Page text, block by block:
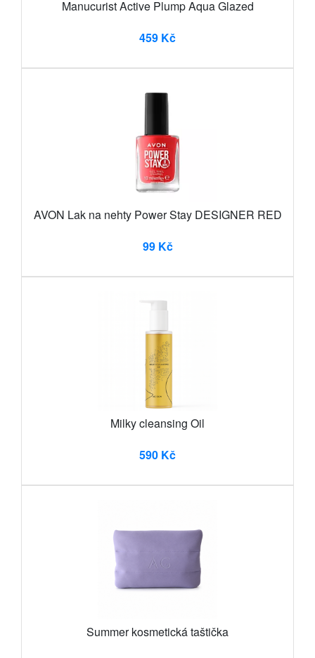
Manucurist Active Plump Aqua Glazed
459 Kč
AVON Lak na nehty Power Stay DESIGNER RED
99 Kč
Milky cleansing Oil
590 Kč
Summer kosmetická taštička